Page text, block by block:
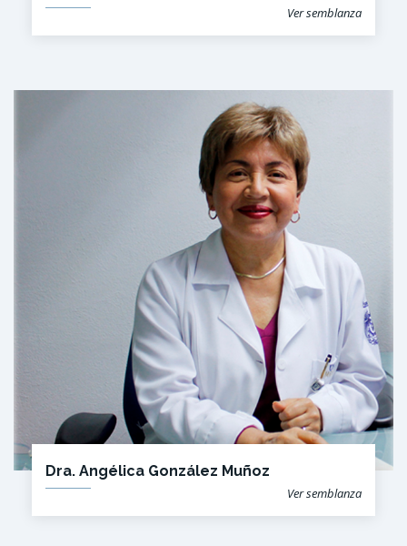
Ver semblanza
Dra. Angélica González Muñoz
Ver semblanza